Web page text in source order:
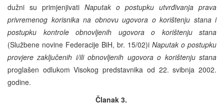
dužni su primjenjivati Naputak o postupku utvrđivanja prava
privremenog korisnika na obnovu ugovora o korištenju stana i
postupku kontrole obnovljenih ugovora o korištenju stana
(Službene novine Federacije BiH, br. 15/02)i Naputak o postupku
provjere zaključenih i/ili obnovljenih ugovora o korištenju stana
proglašen odlukom Visokog predstavnika od 22. svibnja 2002.
godine.
Članak 3.